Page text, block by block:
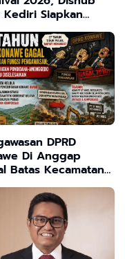
Kediri Siapkan
Rekayasa Lalu
DPRD
Di Anggap
Batas Kecamatan
- Amonggedo
Tanah
Jadi Korban